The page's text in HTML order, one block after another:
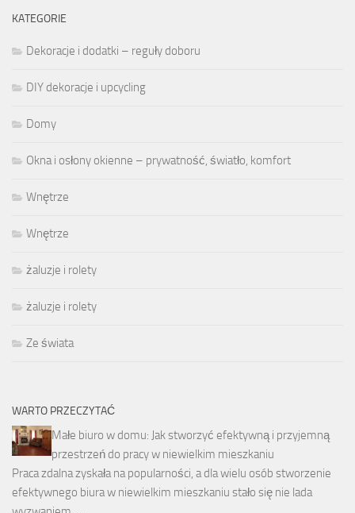
KATEGORIE
Dekoracje i dodatki – reguły doboru
DIY dekoracje i upcycling
Domy
Okna i osłony okienne – prywatność, światło, komfort
Wnętrze
Wnętrze
żaluzje i rolety
żaluzje i rolety
Ze świata
WARTO PRZECZYTAĆ
Małe biuro w domu: Jak stworzyć efektywną i przyjemną
przestrzeń do pracy w niewielkim mieszkaniu
Praca zdalna zyskała na popularności, a dla wielu osób stworzenie
efektywnego biura w niewielkim mieszkaniu stało się nie lada